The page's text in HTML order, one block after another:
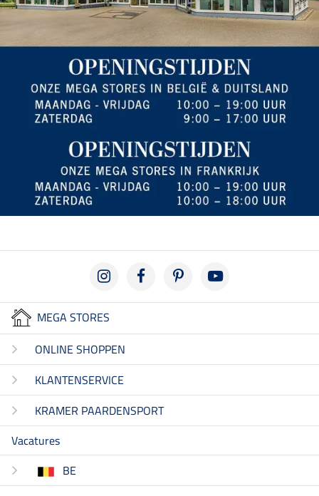
MEGA STORES
ONLINE SHOPPEN
KLANTENSERVICE
KRAMER PAARDENSPORT
Vacatures
BE